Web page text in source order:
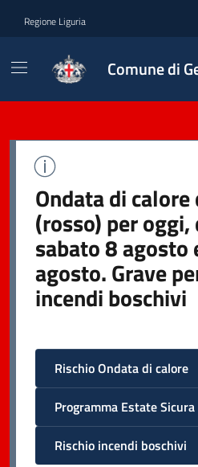
Regione Liguria
Comune di
Ondata di
(rosso) per
sabato 8 agosto
agosto. Grave
incendi boschivi
Rischio Ondata di calore
Programma Estate Sicura
Rischio incendi boschivi